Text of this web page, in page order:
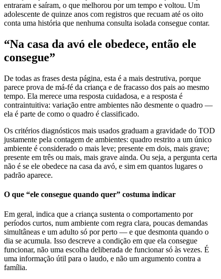
entraram e saíram, o que melhorou por um tempo e voltou. Um
adolescente de quinze anos com registros que recuam até os oito
conta uma história que nenhuma consulta isolada consegue contar.
“Na casa da avó ele obedece, então ele
consegue”
De todas as frases desta página, esta é a mais destrutiva, porque
parece prova de má-fé da criança e de fracasso dos pais ao mesmo
tempo. Ela merece uma resposta cuidadosa, e a resposta é
contraintuitiva: variação entre ambientes não desmente o quadro —
ela é parte de como o quadro é classificado.
Os critérios diagnósticos mais usados graduam a gravidade do TOD
justamente pela contagem de ambientes: quadro restrito a um único
ambiente é considerado o mais leve; presente em dois, mais grave;
presente em três ou mais, mais grave ainda. Ou seja, a pergunta certa
não é se ele obedece na casa da avó, e sim em quantos lugares o
padrão aparece.
O que “ele consegue quando quer” costuma indicar
Em geral, indica que a criança sustenta o comportamento por
períodos curtos, num ambiente com regra clara, poucas demandas
simultâneas e um adulto só por perto — e que desmonta quando o
dia se acumula. Isso descreve a condição em que ela consegue
funcionar, não uma escolha deliberada de funcionar só às vezes. É
uma informação útil para o laudo, e não um argumento contra a
família.